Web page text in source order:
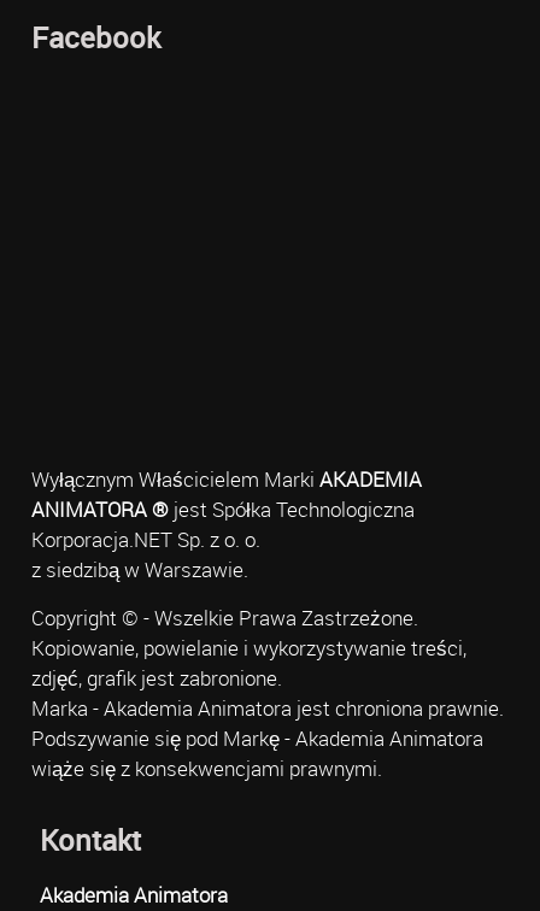
Facebook
Wyłącznym Właścicielem Marki AKADEMIA
ANIMATORA ®jest Spółka Technologiczna
Korporacja.NET Sp. z o. o.
z siedzibą w Warszawie.
Copyright © - Wszelkie Prawa Zastrzeżone.
Kopiowanie, powielanie i wykorzystywanie treści,
zdjęć, grafik jest zabronione.
Marka - Akademia Animatora jest chroniona prawnie.
Podszywanie się pod Markę - Akademia Animatora
wiąże się z konsekwencjami prawnymi.
Kontakt
Akademia Animatora